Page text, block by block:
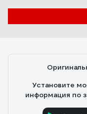
Установите
информация по